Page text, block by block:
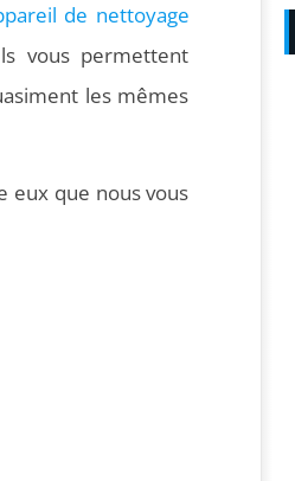
de nettoyage
vous permettent
les mêmes
eux que nous vous